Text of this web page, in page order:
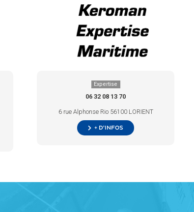
Expertise
06 32 08 13 70
6 rue Alphonse Rio 56100 LORIENT
+ d’infos